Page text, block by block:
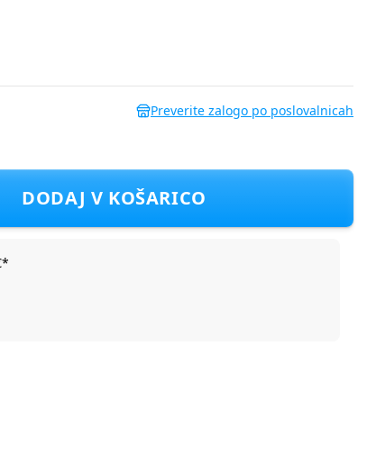
Preverite zalogo po poslovalnicah
S i-Size tonal black
DODAJ V KOŠARICO